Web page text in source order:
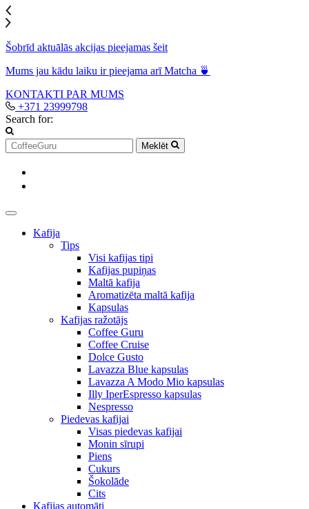
Šobrīd aktuālās akcijas pieejamas šeit
Mums jau kādu laiku ir pieejama arī Matcha 🍵
KONTAKTI PAR MUMS
+371 23999798
Search for:
Meklēt
Kafija
Tips
Visi kafijas tipi
Kafijas pupiņas
Maltā kafija
Aromatizēta maltā kafija
Kapsulas
Kafijas ražotājs
Coffee Guru
Coffee Cruise
Dolce Gusto
Lavazza Blue kapsulas
Lavazza A Modo Mio kapsulas
Illy IperEspresso kapsulas
Nespresso
Piedevas kafijai
Visas piedevas kafijai
Monin sīrupi
Piens
Cukurs
Šokolāde
Cits
Kafijas automāti